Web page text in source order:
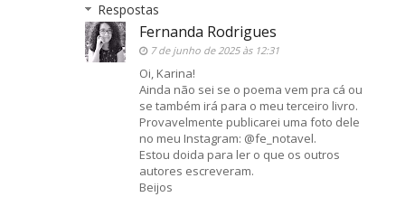
Respostas
Fernanda Rodrigues
7 de junho de 2025 às 12:31
Oi, Karina!
Ainda não sei se o poema vem pra cá ou
se também irá para o meu terceiro livro.
Provavelmente publicarei uma foto dele
no meu Instagram: @fe_notavel.
Estou doida para ler o que os outros
autores escreveram.
Beijos